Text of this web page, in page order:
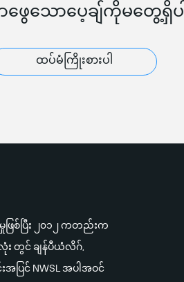
ဖွေသောပေ့ချ်ကိုမတွေ့ရှိပါ
ထပ်မံကြိုးစားပါ
ြစ်ပြီး ၂၀၁၂ ကတည်းက
း တွင် ချန်ပီယံလိဂ်,
းအပြင် NWSL အပါအဝင်